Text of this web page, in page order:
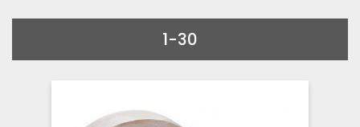
1-30